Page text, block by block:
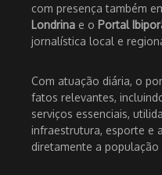
com presença também
Londrina e o Portal
jornalística local e
Com atuação diária, o
fatos relevantes,
serviços essenciais,
infraestrutura, esporte e
diretamente a população